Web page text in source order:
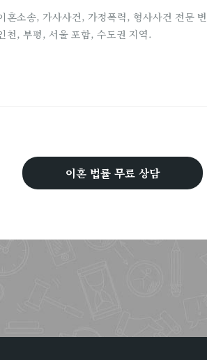
혼소송, 가사사건, 가정폭력, 형사사건 전문
천, 부평, 서울 포함, 수도권 지역.
이혼 법률 무료 상담